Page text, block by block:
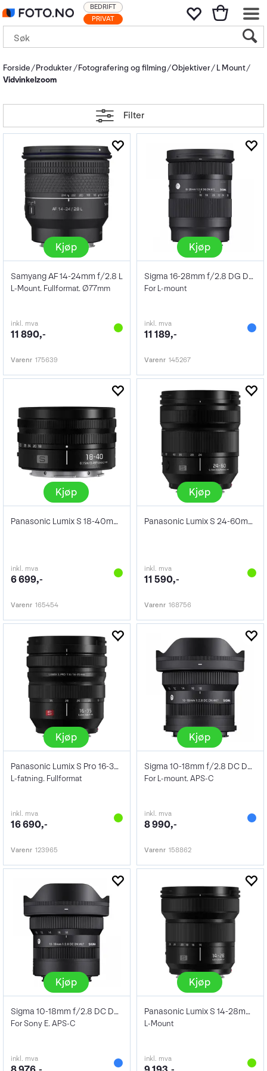
PRIVAT
BEDRIFT
Forside Produkter Fotografering og filming Objektiver
L Mount
Vidvinkelzoom
Filter
Kjøp
Samyang AF 14-24mm f/2.8 L
L-Mount. Fullformat. Ø77mm
inkl. mva
11 890,-
Varenr 175639
Kjøp
Sigma 16-28mm f/2.8 DG DN Contemporary
For L-mount
inkl. mva
11 189,-
Varenr 145267
Kjøp
Panasonic Lumix S 18-40mm f/4.5-6.3
inkl. mva
6 699,-
Varenr 165454
Kjøp
Panasonic Lumix S 24-60mm f/2.8
inkl. mva
11 590,-
Varenr 168756
Kjøp
Panasonic Lumix S Pro 16-35mm f/4
L-fatning. Fullformat
inkl. mva
16 690,-
Varenr 123965
Kjøp
Sigma 10-18mm f/2.8 DC DN Contemporary
For L-mount. APS-C
inkl. mva
8 990,-
Varenr 158862
Kjøp
Sigma 10-18mm f/2.8 DC DN Contemporary
For Sony E. APS-C
inkl. mva
Kjøp
Panasonic Lumix S 14-28mm f/4-5.6
L-Mount
inkl. mva